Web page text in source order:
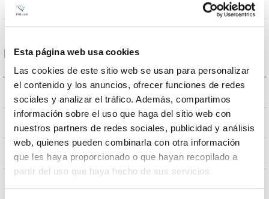
Esta página web usa cookies
Las cookies de este sitio web se usan para personalizar
el contenido y los anuncios, ofrecer funciones de redes
sociales y analizar el tráfico. Además, compartimos
información sobre el uso que haga del sitio web con
nuestros partners de redes sociales, publicidad y análisis
web, quienes pueden combinarla con otra información
que les haya proporcionado o que hayan recopilado a
partir del uso que haya hecho de sus servicios.
Données optiques
Température de coleur 3000K
CRI Indice de rendu des couleurs
Angle d’ouverture 100